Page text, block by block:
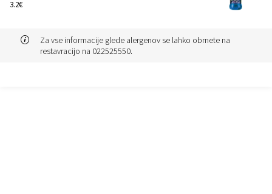
3.2€
Za vse informacije glede alergenov se lahko obrnete na
restavracijo na 022525550.